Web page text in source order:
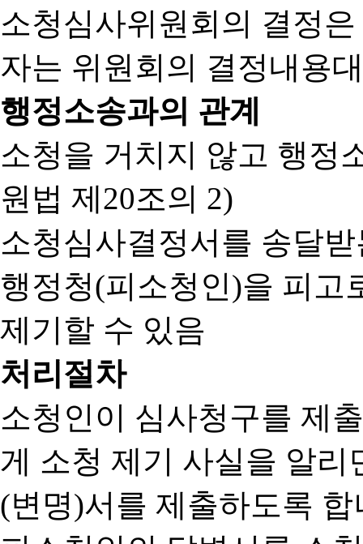
소청심사위원회의 결정
자는 위원회의 결정내용
행정소송과의 관계
소청을 거치지 않고 행정
원법 제20조의 2)
소청심사결정서를 송달
행정청(피소청인)을 피고
제기할 수 있음
처리절차
소청인이 심사청구를 제
게 소청 제기 사실을 알
(변명)서를 제출하도록 합